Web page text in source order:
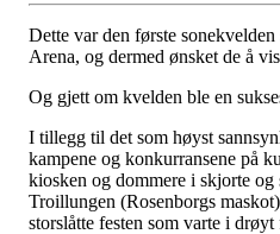
Dette var den første
Arena, og dermed ønsket de å
Og gjett om kvelden ble en
I tillegg til det som høyst
kampene og konkurransene på
kiosken og dommere i skjorte og
Troillungen (Rosenborgs
storslåtte festen som varte i